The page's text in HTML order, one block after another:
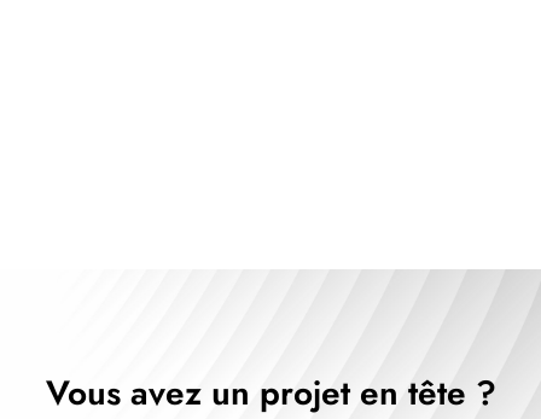
Vous avez un projet en tête ?